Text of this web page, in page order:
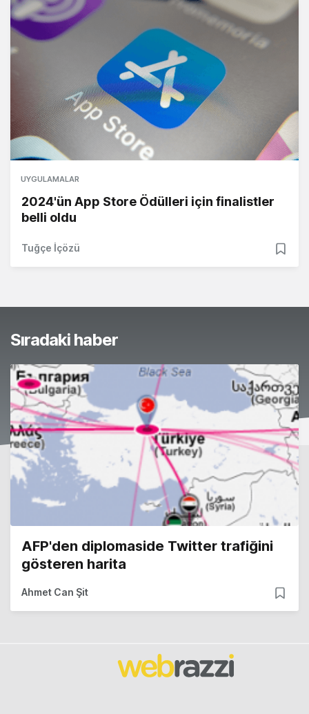
UYGULAMALAR
2024'ün App Store Ödülleri için finalistler
belli oldu
Tuğçe İçözü
Sıradaki haber
AFP'den diplomaside Twitter trafiğini
gösteren harita
Ahmet Can Şit